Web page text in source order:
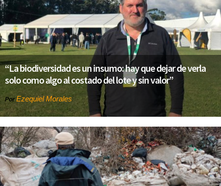
“La biodiversidad es un insumo: hay que dejar de verla
solo como algo al costado del lote y sin valor”
PorEzequiel Morales